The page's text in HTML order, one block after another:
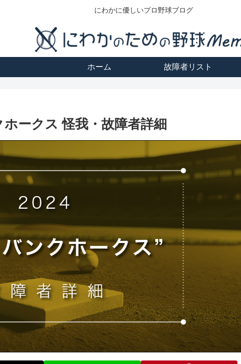
にわかに優しいプロ野球ブログ
ホーム 故障者リスト
ホークス 怪我・故障者詳細